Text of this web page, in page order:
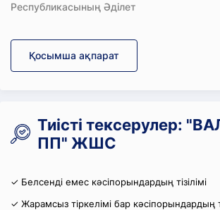
Республикасының Әділет
Қосымша ақпарат
Тиісті тексерулер:
ПП" ЖШС
✓ Белсенді емес кәсіпорындардың тізілімі
✓ Жарамсыз тіркелімі бар кәсіпорындардың